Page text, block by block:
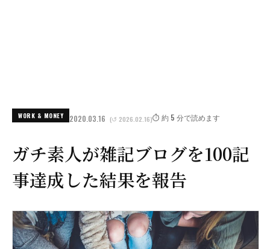
WORK & MONEY 2020.03.16 (↺ 2026.02.16)⏱️ 約 5 分で読めます
ガチ素人が雑記ブログを100記
事達成した結果を報告